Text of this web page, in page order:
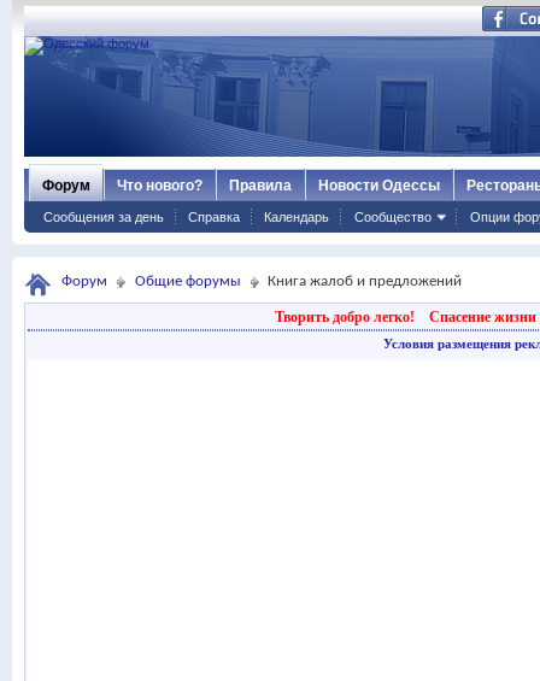
Форум
Сообщения за день Справка Календарь Сообщество Опции
Что нового? Правила Новости Одессы
Форум Общие форумы Книга жалоб и предложений
Творить добро легко! Спасение жизни
Условия размещения